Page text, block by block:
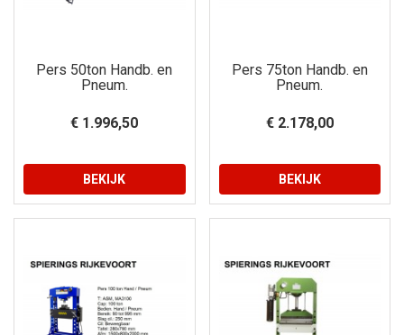
Pers 50ton Handb. en
Pneum.
€ 1.996,50
BEKIJK
Pers 75ton Handb. en
Pneum.
€ 2.178,00
BEKIJK